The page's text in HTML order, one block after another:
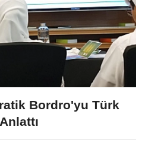
Bordro'yu Türk